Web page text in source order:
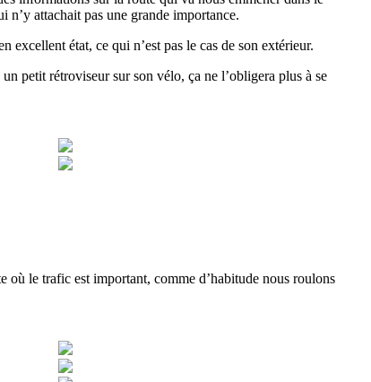
n’y attachait pas une grande importance.
état, ce qui n’est pas le cas de son extérieur.
petit rétroviseur sur son vélo, ça ne l’obligera plus à se
où le trafic est important, comme d’habitude nous roulons